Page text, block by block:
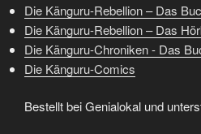
Die Känguru-Rebellion – Das
Die Känguru-Rebellion – Das
Die Känguru-Chroniken - Das
Die Känguru-Comics
Bestellt bei Genialokal und